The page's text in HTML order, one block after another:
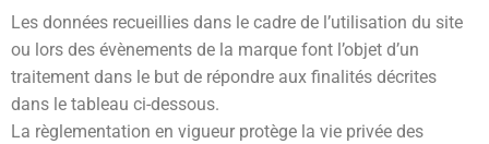
Les données recueillies dans le cadre de l’utilisation du site
ou lors des évènements de la marque font l’objet d’un
traitement dans le but de répondre aux finalités décrites
dans le tableau ci-dessous.
La règlementation en vigueur protège la vie privée des